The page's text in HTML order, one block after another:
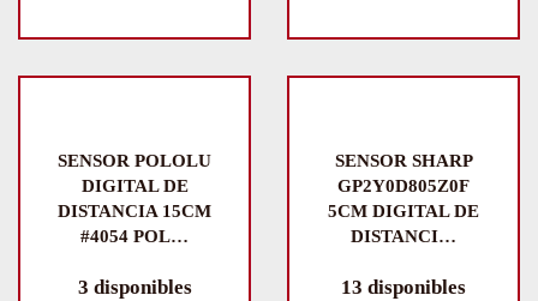
SENSOR POLOLU
DIGITAL DE
DISTANCIA 15CM
#4054 POL…
3 disponibles
SENSOR SHARP
GP2Y0D805Z0F
5CM DIGITAL DE
DISTANCI…
13 disponibles